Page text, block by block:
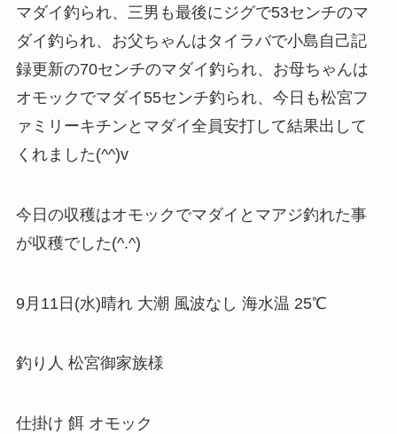
マダイ釣られ、三男も最後にジグで53センチのマ
ダイ釣られ、お父ちゃんはタイラバで小島自己記
録更新の70センチのマダイ釣られ、お母ちゃんは
オモックでマダイ55センチ釣られ、今日も松宮フ
ァミリーキチンとマダイ全員安打して結果出して
くれました(^^)v
今日の収穫はオモックでマダイとマアジ釣れた事
が収穫でした(^.^)
9月11日(水)晴れ 大潮 風波なし 海水温 25℃
釣り人 松宮御家族様
仕掛け 餌 オモック